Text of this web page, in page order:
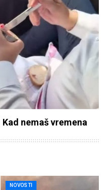
nemaš vremena
NOVOSTI